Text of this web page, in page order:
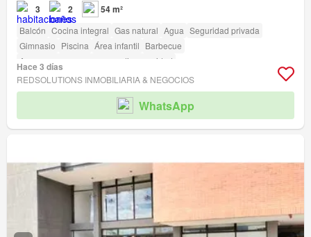
3 2 54 m²
Balcón Cocina integral Gas natural Agua Seguridad privada
Gimnasio Piscina Área infantil Barbecue
Acceso para personas con discapacidad
Hace 3 días
REDSOLUTIONS INMOBILIARIA & NEGOCIOS
WhatsApp